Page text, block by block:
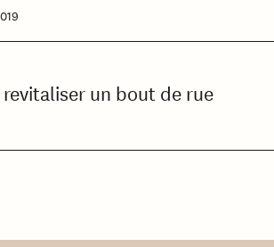
revitaliser un bout de rue